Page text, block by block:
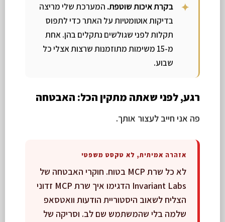
בקרת איכות שוטפת. המערכת שלי מריצה
בדיקות אוטומטיות על האתר כדי לתפוס
תקלות לפני שגולשים נתקלים בהן. אחת
מ-15 משימות מתוזמנות שרצות אצלי כל
שבוע.
רגע, לפני שאתה מתקין הכל: האבטחה
פה אני חייב לעצור אותך.
אזהרה אמיתית, לא טקסט משפטי
לא כל שרת MCP בטוח. חוקרי האבטחה של
Invariant Labs הדגימו איך שרת MCP זדוני
הצליח לשאוב היסטוריית הודעות וואטסאפ
שלמה בלי שהמשתמש שם לב. וסריקה של